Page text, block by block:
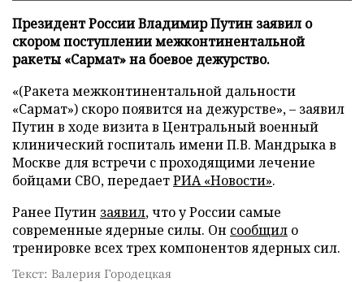
Президент России Владимир Путин заявил о
скором поступлении межконтинентальной
ракеты «Сармат» на боевое дежурство.
«(Ракета межконтинентальной дальности
«Сармат») скоро появится на дежурстве», – заявил
Путин в ходе визита в Центральный военный
клинический госпиталь имени П.В. Мандрыка в
Москве для встречи с проходящими лечение
бойцами СВО, передаетРИА «Новости».
Ранее Путин заявил, что у России самые
современные ядерные силы. Он сообщил о
тренировке всех трех компонентов ядерных сил.
Текст: Валерия Городецкая